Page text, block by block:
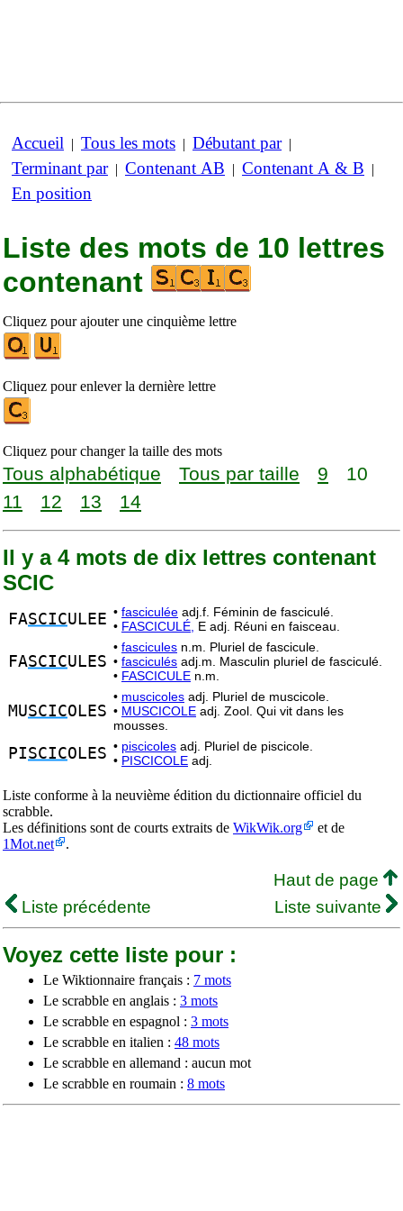
Accueil | Tous les mots | Débutant par|
Terminant par| Contenant AB | Contenant A & B |
En position
Liste des mots de 10 lettres
contenant
Cliquez pour ajouter une cinquième lettre
Cliquez pour enlever la dernière lettre
Cliquez pour changer la taille des mots
Tous alphabétique Tous par taille 9
10
11
12 13 14
Il y a 4 mots de dix lettres contenant
SCIC
FASCICULEE • fasciculée adj.f. Féminin de fasciculé.
• FASCICULÉ, E adj. Réuni en faisceau.
FASCICULES
• fascicules n.m. Pluriel de fascicule.
• fasciculés adj.m. Masculin pluriel de fasciculé.
• FASCICULE n.m.
MUSCICOLES
• muscicoles adj. Pluriel de muscicole.
• MUSCICOLE adj. Zool. Qui vit dans les
mousses.
PISCICOLES • piscicoles adj. Pluriel de piscicole.
• PISCICOLE adj.
Liste conforme à la neuvième édition du dictionnaire officiel du
scrabble.
Les définitions sont de courts extraits de WikWik.org
et de
1Mot.net
.
Haut de page
Liste précédente
Liste suivante
Voyez cette liste pour :
Le Wiktionnaire français : 7 mots
Le scrabble en anglais : 3 mots
Le scrabble en espagnol : 3 mots
Le scrabble en italien : 48 mots
Le scrabble en allemand : aucun mot
Le scrabble en roumain : 8 mots